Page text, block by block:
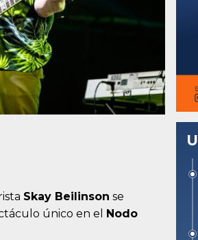
Skay Beilinson se
único en el
Nodo